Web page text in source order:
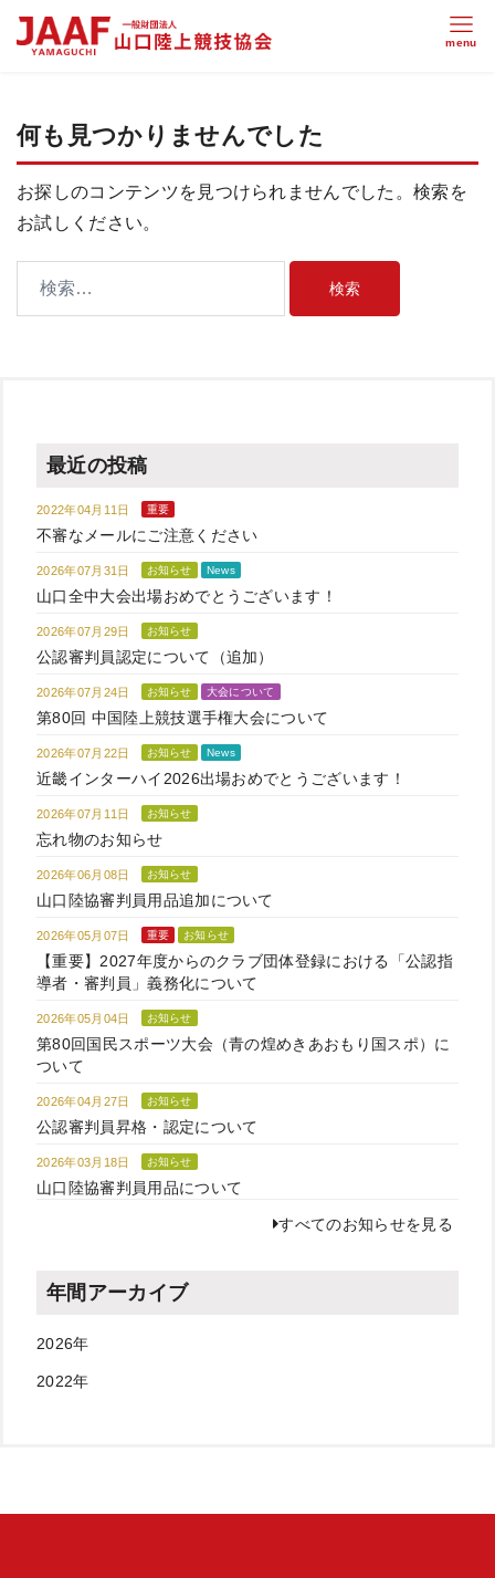
何も見つかりませんでした
お探しのコンテンツを見つけられませんでした。検索を
お試しください。
最近の投稿
2022年04月11日 重要
不審なメールにご注意ください
2026年07月31日 お知らせ News
山口全中大会出場おめでとうございます！
2026年07月29日 お知らせ
公認審判員認定について（追加）
2026年07月24日 お知らせ 大会について
第80回 中国陸上競技選手権大会について
2026年07月22日 お知らせ News
近畿インターハイ2026出場おめでとうございます！
2026年07月11日 お知らせ
忘れ物のお知らせ
2026年06月08日 お知らせ
山口陸協審判員用品追加について
2026年05月07日 重要 お知らせ
【重要】2027年度からのクラブ団体登録における「公認指
導者・審判員」義務化について
2026年05月04日 お知らせ
第80回国民スポーツ大会（青の煌めきあおもり国スポ）に
ついて
2026年04月27日 お知らせ
公認審判員昇格・認定について
2026年03月18日 お知らせ
山口陸協審判員用品について
すべてのお知らせを見る
年間アーカイブ
2026年
2022年